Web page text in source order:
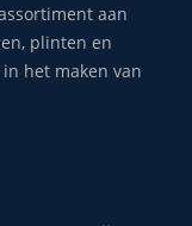
aan
plinten en
het maken van